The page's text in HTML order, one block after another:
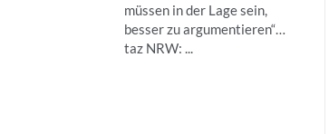
müssen in der Lage sein,
besser zu argumentieren“…
taz NRW: ...